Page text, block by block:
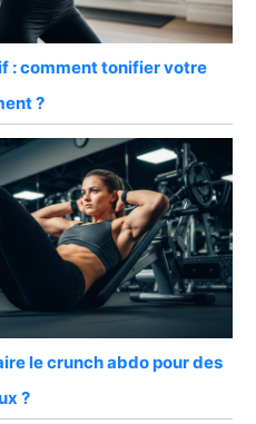
: comment tonifier votre
?
le crunch abdo pour des
?